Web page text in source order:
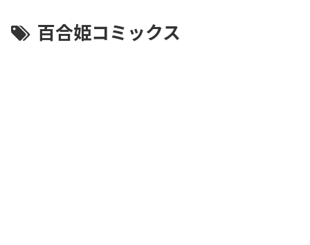
百合姫コミックス